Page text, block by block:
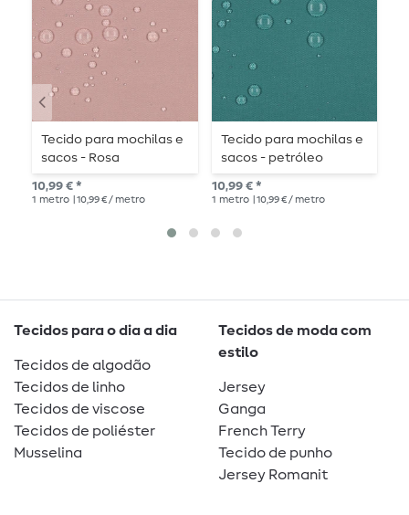
Tecido para mochilas e
sacos - Rosa
10,99 € *
1 metro | 10,99 € / metro
Tecido para mochilas e
sacos - petróleo
10,99 € *
1 metro | 10,99 € / metro
Tecidos para o dia a dia
Tecidos de algodão
Tecidos de linho
Tecidos de viscose
Tecidos de poliéster
Musselina
Tecidos de moda com
estilo
Jersey
Ganga
French Terry
Tecido de punho
Jersey Romanit